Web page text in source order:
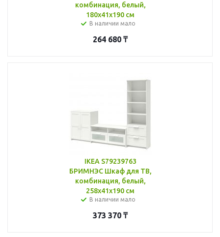
комбинация, белый,
180x41x190 см
В наличии мало
264 680 ₸
IKEA S79239763
БРИМНЭС Шкаф для ТВ,
комбинация, белый,
258x41x190 см
В наличии мало
373 370 ₸